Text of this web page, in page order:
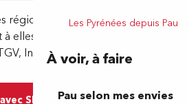
Les Pyrénées depuis Pau
À voir, à faire
Pau selon mes envies
régionales de Bordeaux ou
elles également rapidement
Intercités et TER.
SNCF CONNECT